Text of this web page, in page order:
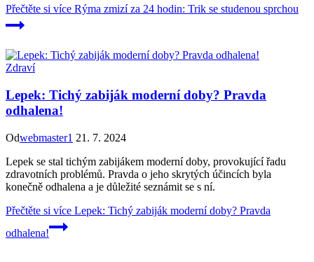
Přečtěte si více Rýma zmizí za 24 hodin: Trik se studenou sprchou
Zdraví
Lepek: Tichý zabiják moderní doby? Pravda
odhalena!
Odwebmaster1 21. 7. 2024
Lepek se stal tichým zabijákem moderní doby, provokující řadu
zdravotních problémů. Pravda o jeho skrytých účincích byla
konečně odhalena a je důležité seznámit se s ní.
Přečtěte si více Lepek: Tichý zabiják moderní doby? Pravda
odhalena!